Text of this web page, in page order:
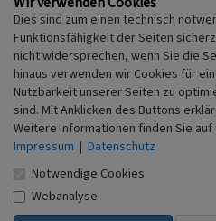
Rechtsverordnung über das
Seite der Ortsgemeinde
Wochenblatt: Neue Bänke bei
Naturdenkmal Dicke
Schlagwörter
Baum
Eiche (Laubbaum)
Ort
66851 Steinalben
Fachsicht(en)
Dies sind zum einen technisch
Funktionsfähigkeit der Seiten
nicht widersprechen, wenn Sie die
hinaus verwenden wir Cookies für
Nutzbarkeit unserer Seiten zu
sind. Mit Anklicken des Buttons
Weitere Informationen finden Sie
Impressum | Datenschutz
Notwendige Cookies
Webanalyse